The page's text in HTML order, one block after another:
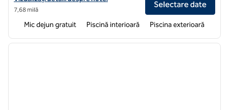
7,68 milă
Selectare date
Mic dejun gratuit Piscină interioară Piscina exterioară
1 din 12